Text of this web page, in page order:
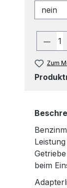
Zum
beim